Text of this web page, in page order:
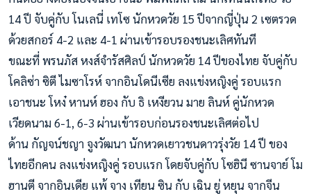
14 ปี จับคู่กับ โนเลนี่ เทโซ นักหวดวัย 15 ปีจากญี่ปุ่น 2 เซตรวด
ด้วยสกอร์ 4-2 และ 4-1 ผ่านเข้ารอบรองชนะเลิศทันที
ขณะที่ พรนภัส หงส์จำรัสศิลป์ นักหวดวัย 14 ปีของไทย จับคู่กับ
โคลิซ่า ซิตี ไมซาโรห์ จากอินโดนีเซีย ลงแข่งหญิงคู่ รอบแรก
เอาชนะ โหง๋ หานห์ ฮอง กับ ธิ เหงียวน มาย ลินห์ คู่นักหวด
เวียดนาม 6-1, 6-3 ผ่านเข้ารอบก่อนรองชนะเลิศต่อไป
ด้าน กัญจน์ชญา จูงวัฒนา นักหวดเยาวชนดาวรุ่งวัย 14 ปี ของ
ไทยอีกคน ลงแข่งหญิงคู่ รอบแรก โดยจับคู่กับ โซฮินี ซานจาย์ โม
ฮานตี จากอินเดีย แพ้ จาง เทียน ซิน กับ เฉิน ยู่ หยุน จากจีน